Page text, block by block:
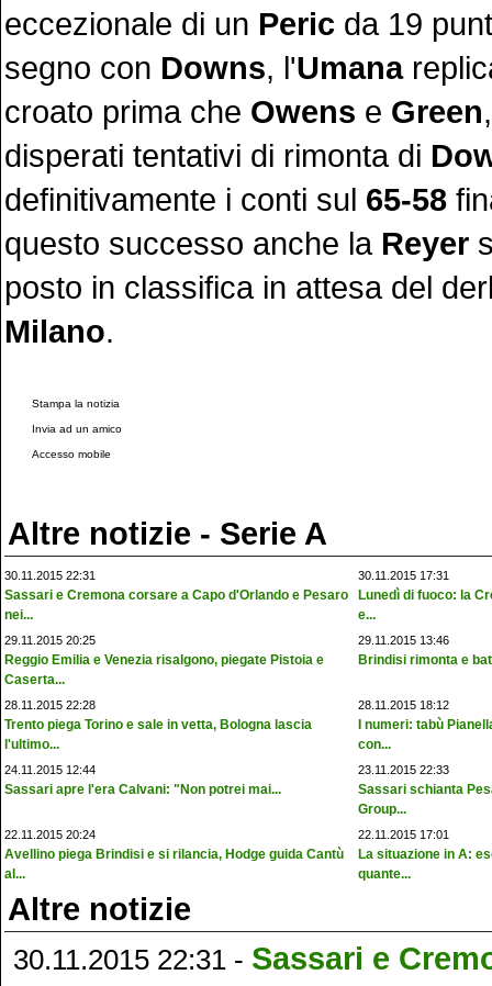
eccezionale di un Peric da 19
segno con Downs, l'Umana
croato prima che Owens e Green
disperati tentativi di rimonta di
definitivamente i conti sul 65-58
questo successo anche la Reyer
posto in classifica in attesa del
Milano.
Stampa la notizia
Invia ad un amico
Accesso mobile
Altre notizie - Serie A
30.11.2015 22:31
Sassari e Cremona corsare a Capo d'Orlando e Pesaro
nei...
30.11.2015 17:31
Lunedì di fuoco: la
e...
29.11.2015 20:25
Reggio Emilia e Venezia risalgono, piegate Pistoia e
Caserta...
29.11.2015 13:46
Brindisi rimonta e
28.11.2015 22:28
Trento piega Torino e sale in vetta, Bologna lascia
l'ultimo...
28.11.2015 18:12
I numeri: tabù
con...
24.11.2015 12:44
Sassari apre l'era Calvani: "Non potrei mai...
23.11.2015 22:33
Sassari schianta
Group...
22.11.2015 20:24
Avellino piega Brindisi e si rilancia, Hodge guida Cantù
al...
22.11.2015 17:01
La situazione in A:
quante...
Altre notizie
30.11.2015 22:31 - Sassari e